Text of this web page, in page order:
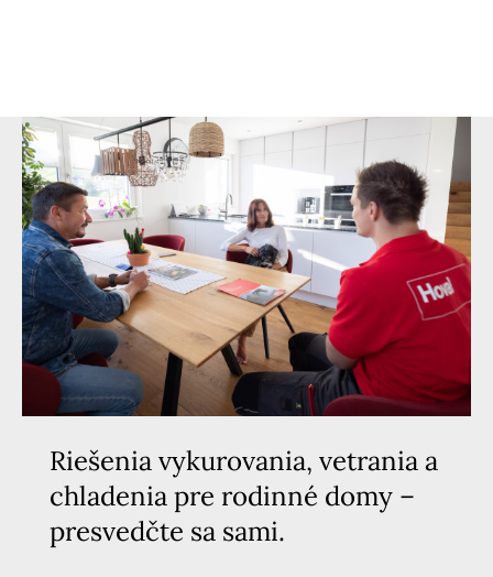
Riešenia vykurovania, vetrania a
chladenia pre rodinné domy –
presvedčte sa sami.